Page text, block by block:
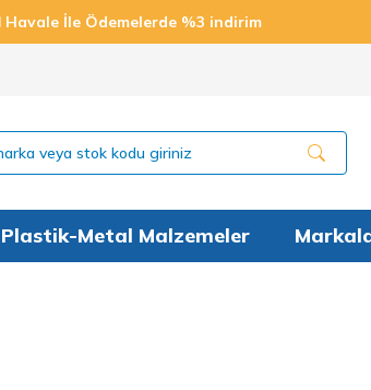
Havale İle Ödemelerde %3 indirim
Plastik-Metal Malzemeler